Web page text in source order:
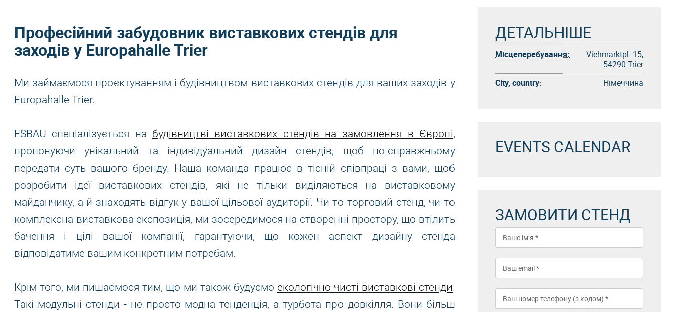
Професійний забудовник виставкових стендів для
заходів у Europahalle Trier
Ми займаємося проєктуванням і будівництвом виставкових стендів для ваших заходів у
Europahalle Trier.
ESBAU спеціалізується на будівництві виставкових стендів на замовлення в Європі,
пропонуючи унікальний та індивідуальний дизайн стендів, щоб по-справжньому
передати суть вашого бренду. Наша команда працює в тісній співпраці з вами, щоб
розробити ідеї виставкових стендів, які не тільки виділяються на виставковому
майданчику, а й знаходять відгук у вашої цільової аудиторії. Чи то торговий стенд, чи то
комплексна виставкова експозиція, ми зосередимося на створенні простору, що втілить
бачення і цілі вашої компанії, гарантуючи, що кожен аспект дизайну стенда
відповідатиме вашим конкретним потребам.
Крім того, ми пишаємося тим, що ми також будуємо екологічно чисті виставкові стенди.
Такі модульні стенди - не просто модна тенденція, а турбота про довкілля. Вони більш
ДЕТАЛЬНІШЕ
Місцеперебування:
Viehmarktpl. 15,
54290 Trier
City, country:
Німеччина
EVENTS CALENDAR
ЗАМОВИТИ СТЕНД